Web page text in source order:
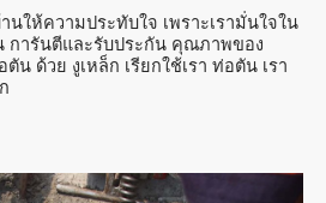
นให้ความประทับใจ เพราะเรามั่นใจใน
การันตีและรับประกัน คุณภาพของ
น ด้วย งูเหล็ก เรียกใช้เรา ท่อตัน เรา